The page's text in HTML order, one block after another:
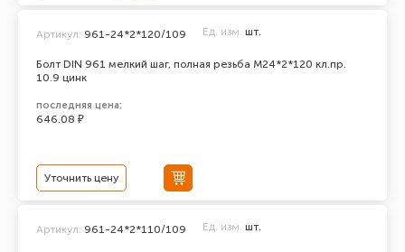
Болт DIN 961 мелкий шаг, полная резьба M24*2*120 кл.пр.
10.9 цинк
Артикул: 961-24*2*120/109 Ед. изм. шт.
последняя цена:
646.08 ₽
Уточнить цену
Артикул: 961-24*2*110/109 Ед. изм. шт.